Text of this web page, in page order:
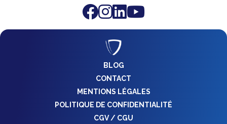
BLOG
CONTACT
MENTIONS LÉGALES
POLITIQUE DE CONFIDENTIALITÉ
CGV / CGU